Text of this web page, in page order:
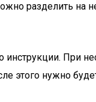
разделить
При
нужно